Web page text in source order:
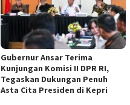
Gubernur Ansar Terima
Kunjungan Komisi II DPR RI,
Tegaskan Dukungan Penuh
Asta Cita Presiden di Kepri